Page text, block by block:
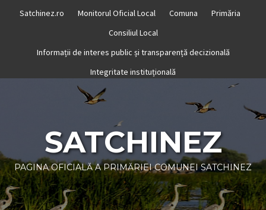
Satchinez.ro Monitorul Oficial Local Comuna
Primăria
Consiliul Local
Informații de interes public și transparență decizională
Integritate instituțională
SATCHINEZ
PAGINA OFICIALĂ A PRIMĂRIEI COMUNEI SATCHINEZ